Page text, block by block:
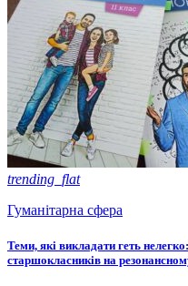
trending_flat
Гуманітарна сфера
Теми, які викладати геть
старшокласників на